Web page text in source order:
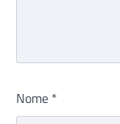
Nome *